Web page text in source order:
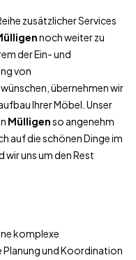
zusätzlicher Services
noch weiter zu
der Ein- und
von
übernehmen wir
Ihrer Möbel. Unser
Mülligenso angenehm
auf die schönen Dinge im
uns um den Rest
komplexe
und Koordination